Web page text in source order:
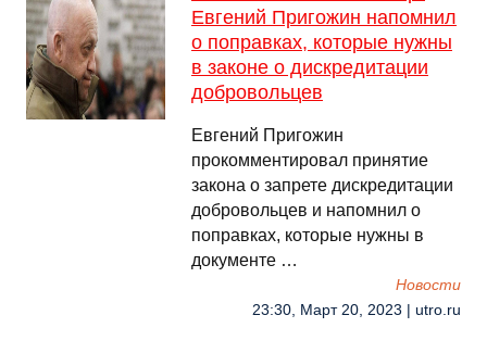
Евгений Пригожин напомнил
о поправках, которые нужны
в законе о дискредитации
добровольцев
Евгений Пригожин
прокомментировал принятие
закона о запрете дискредитации
добровольцев и напомнил о
поправках, которые нужны в
документе …
Новости
23:30, Март 20, 2023 | utro.ru